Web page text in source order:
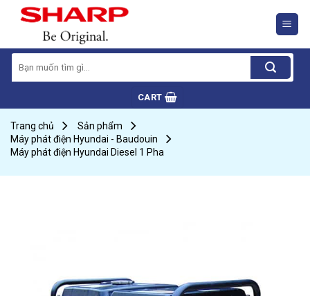
Skip
for:
CART
Trang chủ
Sản phẩm
Máy phát điện Hyundai - Baudouin
Máy phát điện Hyundai Diesel 1 Pha